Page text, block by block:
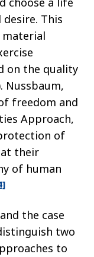
This
material
on the quality
Nussbaum,
freedom and
Approach,
of
their
of human
the case
two
to